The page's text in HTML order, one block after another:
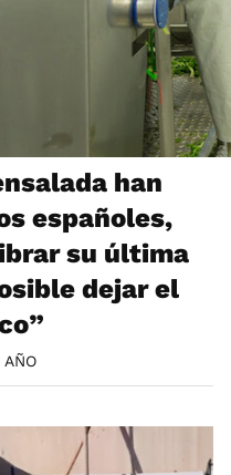
han
españoles,
su última
dejar el
AÑO